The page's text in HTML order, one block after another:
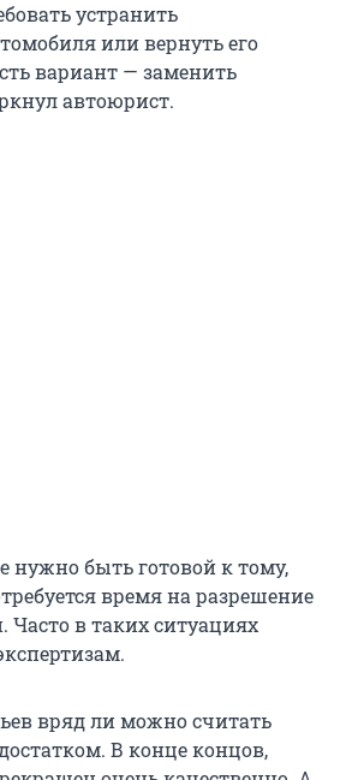
устранить
или вернуть его
вариант — заменить
автоюрист.
нужно быть готовой к тому,
время на разрешение
Часто в таких ситуациях
вряд ли можно считать
В конце концов,